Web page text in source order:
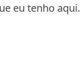
eu tenho aqui.